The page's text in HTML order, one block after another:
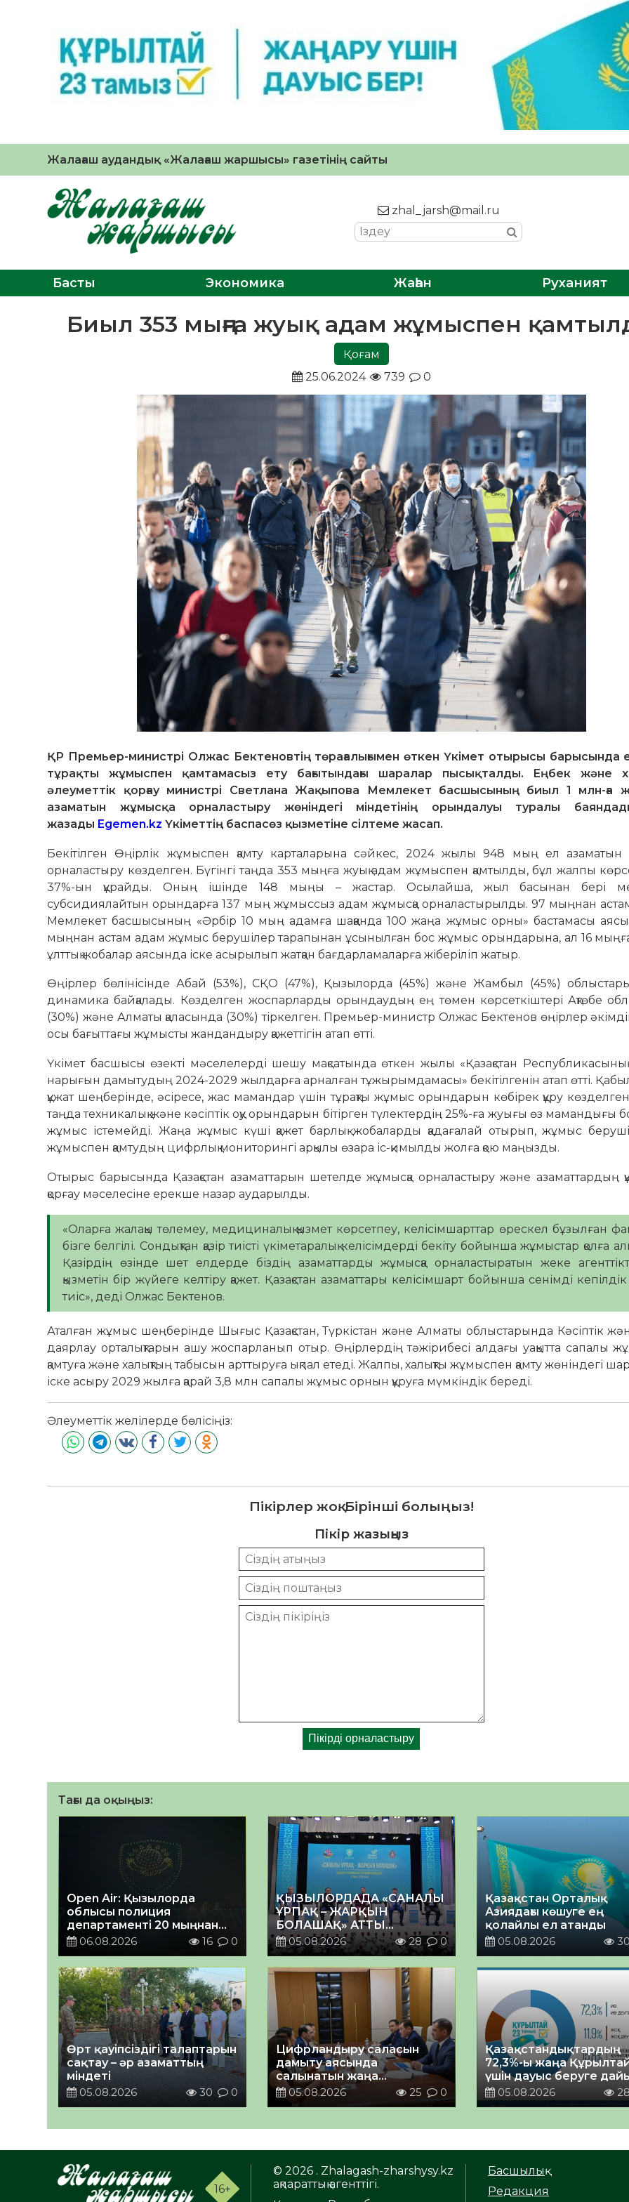
Жалағаш аудандық «Жалағаш жаршысы» газетінің сайты
zhal_jarsh@mail.ru
Басты Экономика Жаһан Руханият
Биыл 353 мыңға жуық адам жұмыспен
Қоғам
25.06.2024
739 0
ҚР Премьер-министрі Олжас Бектеновтің төрағалығымен өткен Үкімет отырысы барысында
тұрақты жұмыспен қамтамасыз ету бағытындағы шаралар пысықталды. Еңбек және
әлеуметтік қорғау министрі Светлана Жақыпова Мемлекет басшысының биыл 1 млн-ға
азаматын жұмысқа орналастыру жөніндегі міндетінің орындалуы туралы
жазады Egemen.kz Үкіметтің баспасөз қызметіне сілтеме жасап.
Бекітілген Өңірлік жұмыспен қамту карталарына сәйкес, 2024 жылы 948 мың ел азаматын
орналастыру көзделген. Бүгінгі таңда 353 мыңға жуық адам жұмыспен қамтылды, бұл жалпы
37%-ын құрайды. Оның ішінде 148 мыңы – жастар. Осылайша, жыл басынан бері
субсидиялайтын орындарға 137 мың жұмыссыз адам жұмысқа орналастырылды. 97 мыңнан
Мемлекет басшысының «Әрбір 10 мың адамға шаққанда 100 жаңа жұмыс орны» бастамасы
мыңнан астам адам жұмыс берушілер тарапынан ұсынылған бос жұмыс орындарына, ал 16
ұлттық жобалар аясында іске асырылып жатқан бағдарламаларға жіберіліп жатыр.
Өңірлер бөлінісінде Абай (53%), СҚО (47%), Қызылорда (45%) және Жамбыл (45%)
динамика байқалады. Көзделген жоспарларды орындаудың ең төмен көрсеткіштері Ақтөбе
(30%) және Алматы қаласында (30%) тіркелген. Премьер-министр Олжас Бектенов өңірлер
осы бағыттағы жұмысты жандандыру қажеттігін атап өтті.
Үкімет басшысы өзекті мәселелерді шешу мақсатында өткен жылы «Қазақстан
нарығын дамытудың 2024-2029 жылдарға арналған тұжырымдамасы» бекітілгенін атап өтті.
құжат шеңберінде, әсіресе, жас мамандар үшін тұрақты жұмыс орындарын көбірек құру көзделген.
таңда техникалық және кәсіптік оқу орындарын бітірген түлектердің 25%-ға жуығы өз мамандығы
жұмыс істемейді. Жаңа жұмыс күші қажет барлық жобаларды қадағалай отырып, жұмыс
жұмыспен қамтудың цифрлық мониторингі арқылы өзара іс-қимылды жолға қою маңызды.
Отырыс барысында Қазақстан азаматтарын шетелде жұмысқа орналастыру және азаматтардың
қорғау мәселесіне ерекше назар аударылды.
«Оларға жалақы төлемеу, медициналық қызмет көрсетпеу, келісімшарттар өрескел бұзылған
бізге белгілі. Сондықтан қазір тиісті үкіметаралық келісімдерді бекіту бойынша жұмыстар қолға
Қазірдің өзінде шет елдерде біздің азаматтарды жұмысқа орналастыратын жеке
қызметін бір жүйеге келтіру қажет. Қазақстан азаматтары келісімшарт бойынша сенімді
тиіс», деді Олжас Бектенов.
Аталған жұмыс шеңберінде Шығыс Қазақстан, Түркістан және Алматы облыстарында Кәсіптік
даярлау орталықтарын ашу жоспарланып отыр. Өңірлердің тәжірибесі алдағы уақытта сапалы
қамтуға және халықтың табысын арттыруға ықпал етеді. Жалпы, халықты жұмыспен қамту жөніндегі
іске асыру 2029 жылға қарай 3,8 млн сапалы жұмыс орнын құруға мүмкіндік береді.
Әлеуметтік желілерде бөлісіңіз:
Пікірлер жоқ. Бірінші болыңыз!
Пікір жазыңыз
Тағы да оқыңыз:
Open Air: Қызылорда
облысы полиция
департаменті 20 мыңнан
астам көрерменнің
етті
06.08.2026 16 0
ҚЫЗЫЛОРДАДА «САНАЛЫ
ҰРПАҚ – ЖАРҚЫН
БОЛАШАҚ» АТТЫ
КЕҢЕЙТІЛГЕН МӘЖІЛІС
ӨТТІ
05.08.2026 28 0
Қазақстан Орталық
Азиядағы көшуге ең
қолайлы ел атанды
05.08.2026
30
Өрт қауіпсіздігі талаптарын
сақтау – әр азаматтың
міндеті
05.08.2026
30 0
Цифрландыру саласын
дамыту аясында
салынатын жаңа
орталықтың жобасы
талқыланды
05.08.2026 25 0
Қазақстандықтардың
72,3%-ы жаңа
үшін дауыс беруге
05.08.2026
28
16+
© 2026 . Zhalagash-zharshysy.kz
ақпараттық агенттігі.
Басшылық
Редакция